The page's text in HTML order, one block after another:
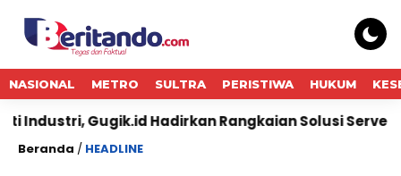
NASIONAL METRO SULTRA PERISTIWA HUKUM
Hadirkan Rangkaian Solusi Server Dell
Beranda / HEADLINE